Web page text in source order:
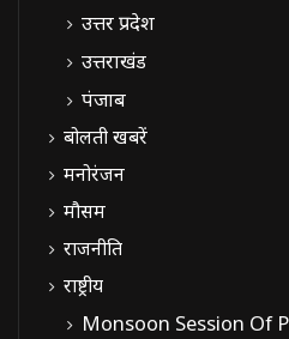
उत्तर प्रदेश
उत्तराखंड
पंजाब
बोलती खबरें
मनोरंजन
मौसम
राजनीति
राष्ट्रीय
Monsoon Session Of